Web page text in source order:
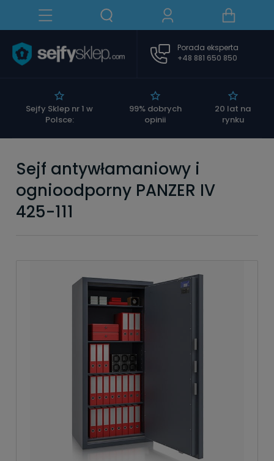
Sejfy Sklep nr 1 w
Polsce:
99% dobrych
opinii
20 lat na
rynku
Porada eksperta
+48 881 650 850
Sejf antywłamaniowy i
ognioodporny PANZER IV
425-111